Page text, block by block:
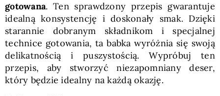
gotowana. Ten sprawdzony przepis gwarantuje
idealną konsystencję i doskonały smak. Dzięki
starannie dobranym składnikom i specjalnej
technice gotowania, ta babka wyróżnia się swoją
delikatnością i puszystością. Wypróbuj ten
przepis, aby stworzyć niezapomniany deser,
który będzie idealny na każdą okazję.